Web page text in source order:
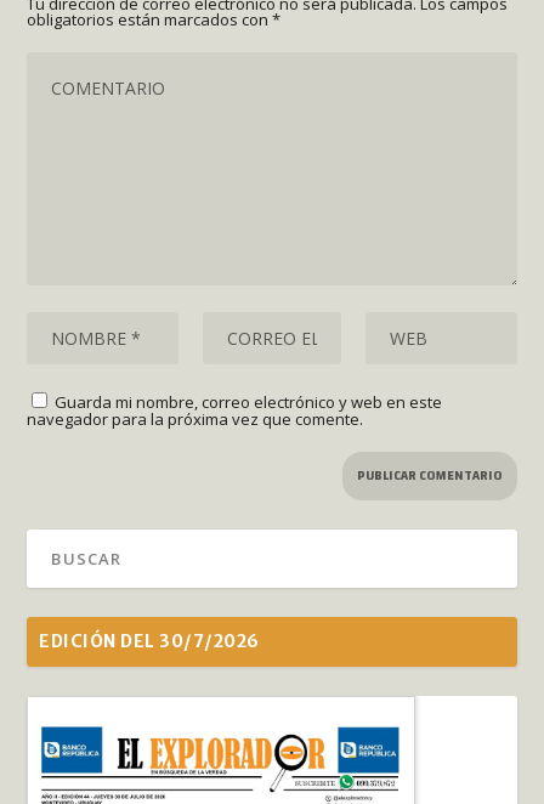
obligatorios están marcados con*
Guarda mi nombre, correo electrónico y web en este
navegador para la próxima vez que comente.
EDICIÓN DEL 30/7/2026